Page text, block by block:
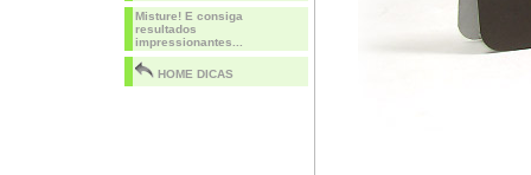
Misture! E consiga
resultados
impressionantes...
HOME DICAS